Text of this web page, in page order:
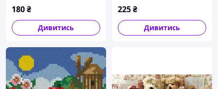
180₴
Дивитись
225₴
Дивитись